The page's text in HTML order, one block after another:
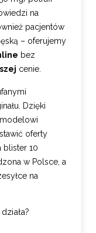
na
pacjentów
– oferujemy
bez
cenie.
Dzięki
oferty
blister 10
w Polsce, a
na